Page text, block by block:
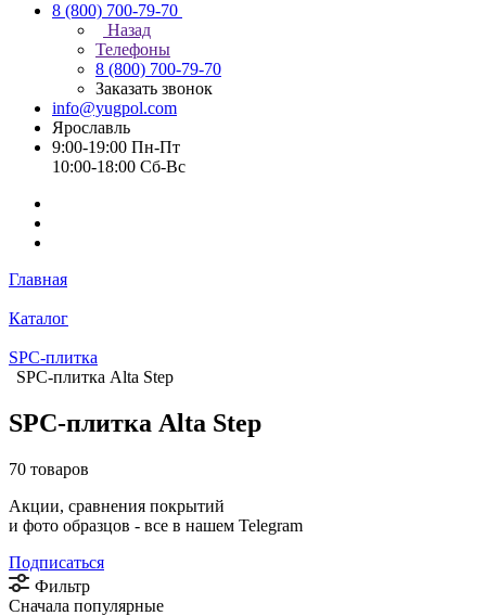
8 (800) 700-79-70
Назад
Телефоны
8 (800) 700-79-70
Заказать звонок
info@yugpol.com
Ярославль
9:00-19:00 Пн-Пт
10:00-18:00 Cб-Вс
Главная
Каталог
SPC-плитка
SPC-плитка Alta Step
SPC-плитка Alta Step
70 товаров
Акции, сравнения покрытий
и фото образцов - все в нашем Telegram
Подписаться
Фильтр
Сначала популярные